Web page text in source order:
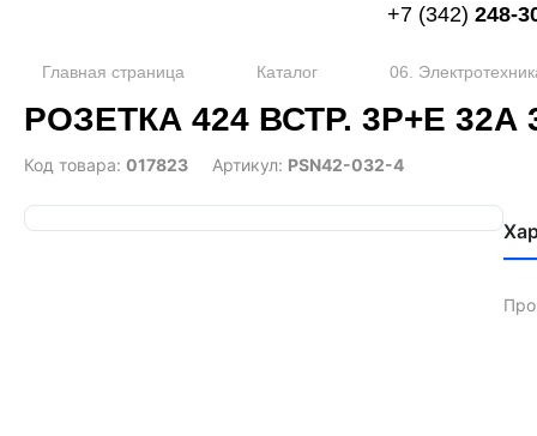
+7 (342) 248-
Главная страница Каталог 06.
РОЗЕТКА 424 ВСТР. 3Р+Е 32А
Код товара: 017823 Артикул: PSN42-032-4